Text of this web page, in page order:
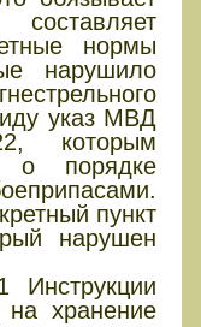
нормы
нарушило
указ МВД
которым
о порядке
пункт
нарушен
на хранение